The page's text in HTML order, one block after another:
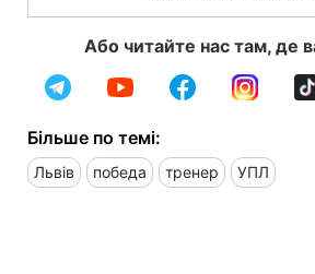
Або читайте нас там, де
Більше по темі:
Львів победа тренер УПЛ